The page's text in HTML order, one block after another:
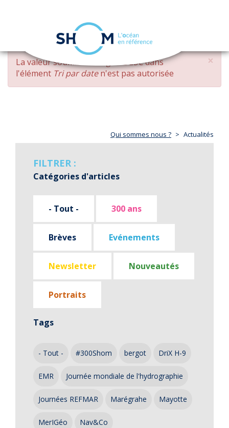
Aller
contenu
principal
navigation
×
MESSAGE
D'ERREUR
La valeur soumise changed DESCdans
l'élément Tri par daten'est pas autorisée
Qui sommes nous ? Actualités
FILTRER :
Catégories d'articles
- Tout - 300 ans
Brèves Evénements
Newsletter Nouveautés
Portraits
Tags
- Tout - #300Shom bergot DriX H-9
EMR Journée mondiale de l'hydrographie
Journées REFMAR Marégrahe Mayotte
MerIGéo Nav&Co